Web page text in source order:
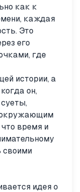
как к
каждая
Это
его
где
истории, а
он,
окружающим
время и
своими
идея о